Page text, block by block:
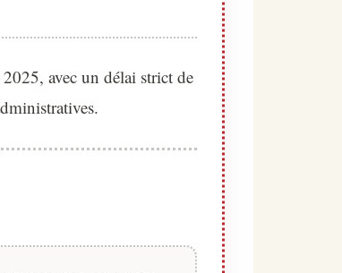
avec un délai strict de